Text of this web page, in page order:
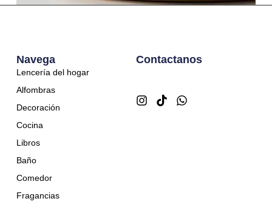
Navega
Lencería del hogar
Alfombras
Decoración
Cocina
Libros
Baño
Comedor
Fragancias
Contactanos